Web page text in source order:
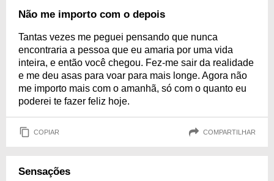
Não me importo com o depois
Tantas vezes me peguei pensando que nunca
encontraria a pessoa que eu amaria por uma vida
inteira, e então você chegou. Fez-me sair da realidade
e me deu asas para voar para mais longe. Agora não
me importo mais com o amanhã, só com o quanto eu
poderei te fazer feliz hoje.
COPIAR COMPARTILHAR
Sensações